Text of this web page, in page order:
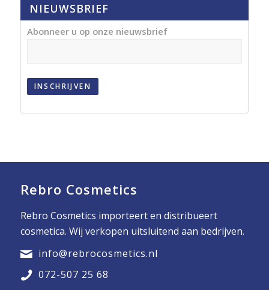
NIEUWSBRIEF
Abonneer u op onze nieuwsbrief
INSCHRIJVEN
Rebro Cosmetics
Rebro Cosmetics importeert en distribueert
cosmetica. Wij verkopen uitsluitend aan bedrijven.
info@rebrocosmetics.nl
072-507 25 68